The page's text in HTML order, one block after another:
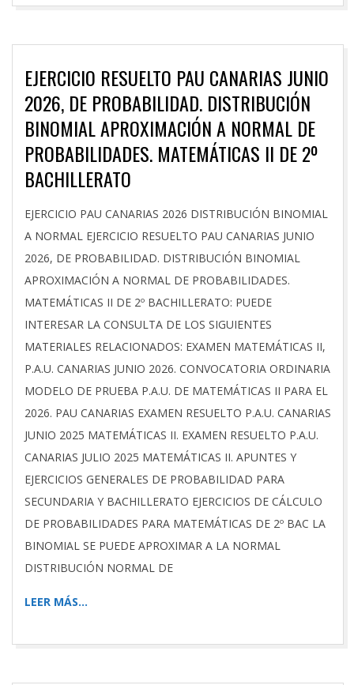
EJERCICIO RESUELTO PAU CANARIAS JUNIO
2026, DE PROBABILIDAD. DISTRIBUCIÓN
BINOMIAL APROXIMACIÓN A NORMAL DE
PROBABILIDADES. MATEMÁTICAS II DE 2º
BACHILLERATO
2026-
06-
12
EJERCICIO PAU CANARIAS 2026 DISTRIBUCIÓN BINOMIAL
A NORMAL EJERCICIO RESUELTO PAU CANARIAS JUNIO
2026, DE PROBABILIDAD. DISTRIBUCIÓN BINOMIAL
APROXIMACIÓN A NORMAL DE PROBABILIDADES.
MATEMÁTICAS II DE 2º BACHILLERATO: PUEDE
INTERESAR LA CONSULTA DE LOS SIGUIENTES
MATERIALES RELACIONADOS: EXAMEN MATEMÁTICAS II,
P.A.U. CANARIAS JUNIO 2026. CONVOCATORIA ORDINARIA
MODELO DE PRUEBA P.A.U. DE MATEMÁTICAS II PARA EL
2026. PAU CANARIAS EXAMEN RESUELTO P.A.U. CANARIAS
JUNIO 2025 MATEMÁTICAS II. EXAMEN RESUELTO P.A.U.
CANARIAS JULIO 2025 MATEMÁTICAS II. APUNTES Y
EJERCICIOS GENERALES DE PROBABILIDAD PARA
SECUNDARIA Y BACHILLERATO EJERCICIOS DE CÁLCULO
DE PROBABILIDADES PARA MATEMÁTICAS DE 2º BAC LA
BINOMIAL SE PUEDE APROXIMAR A LA NORMAL
DISTRIBUCIÓN NORMAL DE
LEER MÁS…